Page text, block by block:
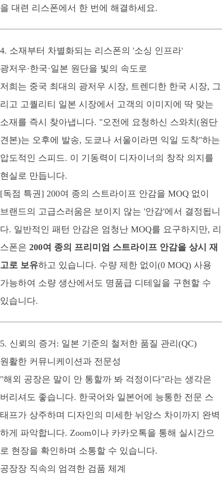
을 대련 리스폰에서 한 번에 해결하세요.
4. 소재부터 차별화되는 리스폰의 '소싱 인프라'
광저우·한국·일본 원단을 빛의 속도로
저희는 중국 최대의 광저우 시장, 트렌디한 한국 시장, 그
리고 고퀄리티 일본 시장에서 고객의 이미지에 딱 맞는
소재를 즉시 찾아냅니다. "오전에 요청하신 스와치(원단
견본)는 오후에 발송, 도쿄나 서울이라면 익일 도착"하는
압도적인 스피드. 이 기동력이 디자이너의 창작 의지를
현실로 만듭니다.
[독점 특권] 200여 종의 스트라이프 안감을 MOQ 없이
브랜드의 고급스러움은 보이지 않는 '안감'에서 결정됩니
다. 일반적인 패턴 안감은 엄청난 MOQ를 요구하지만, 리
스폰은 200여 종의 프리미엄 스트라이프 안감을 상시 재
고로 보유하고 있습니다. 수량 제한 없이(0 MOQ) 사용
가능하여 소량 생산에서도 명품급 디테일을 구현할 수
있습니다.
5. 신뢰의 증거: 일본 기준의 철저한 품질 관리(QC)
원활한 커뮤니케이션과 전문성
"해외 공장은 말이 안 통할까 봐 걱정이다"라는 생각은
버리셔도 좋습니다. 한국어와 일본어에 능통한 전문 스
태프가 상주하며 디자인의 미세한 뉘앙스 차이까지 완벽
하게 파악합니다. Zoom이나 카카오톡을 통해 실시간으
로 현장을 확인하며 소통할 수 있습니다.
공장장 직속의 엄격한 검품 체계